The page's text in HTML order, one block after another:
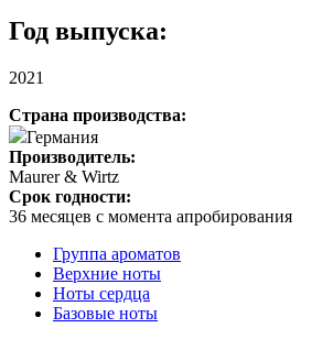
Год выпуска:
2021
Страна производства:
Германия
Производитель:
Maurer & Wirtz
Срок годности:
36 месяцев с момента апробирования
Группа ароматов
Верхние ноты
Ноты сердца
Базовые ноты